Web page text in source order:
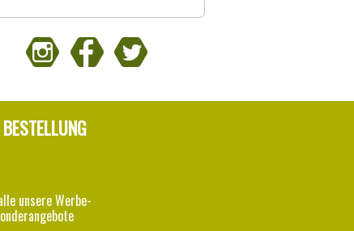
unsere Werbe-